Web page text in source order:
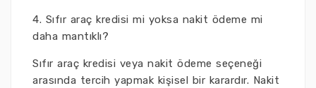
4. Sıfır araç kredisi mi yoksa nakit ödeme mi
daha mantıklı?
Sıfır araç kredisi veya nakit ödeme seçeneği
arasında tercih yapmak kişisel bir karardır. Nakit